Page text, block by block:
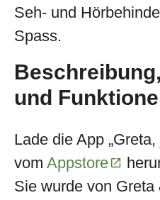
Seh- und
Spass.
und
Lade die App
vom Appstore
Sie wurde von